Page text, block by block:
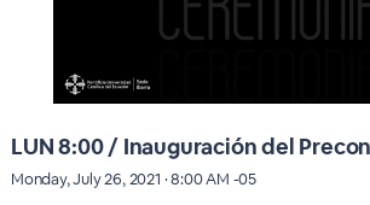
LUN 8:00 / Inauguración del
Monday, July 26, 2021 · 8:00 AM -05